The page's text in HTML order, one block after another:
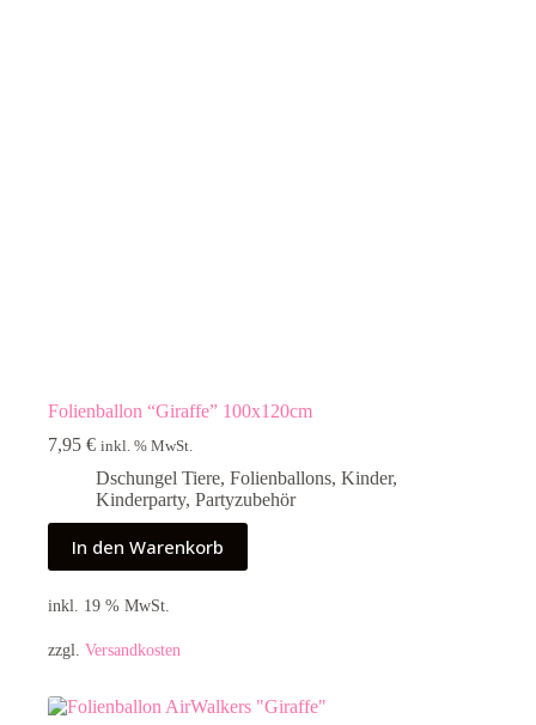
Folienballon “Giraffe” 100x120cm
7,95 € inkl. % MwSt.
Dschungel Tiere, Folienballons, Kinder,
Kinderparty, Partyzubehör
In den Warenkorb
inkl. 19 % MwSt.
zzgl. Versandkosten